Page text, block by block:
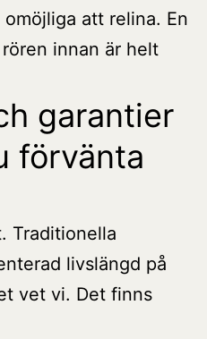
att relina. En
innan är helt
garantier
förvänta
Traditionella
livslängd på
vet vi. Det finns